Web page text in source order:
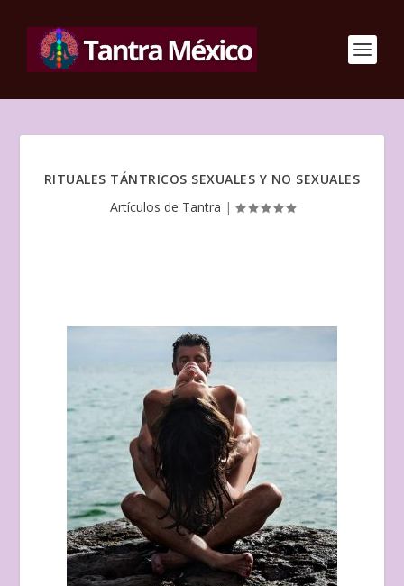
RITUALES TÁNTRICOS SEXUALES Y NO SEXUALES
Artículos de Tantra |